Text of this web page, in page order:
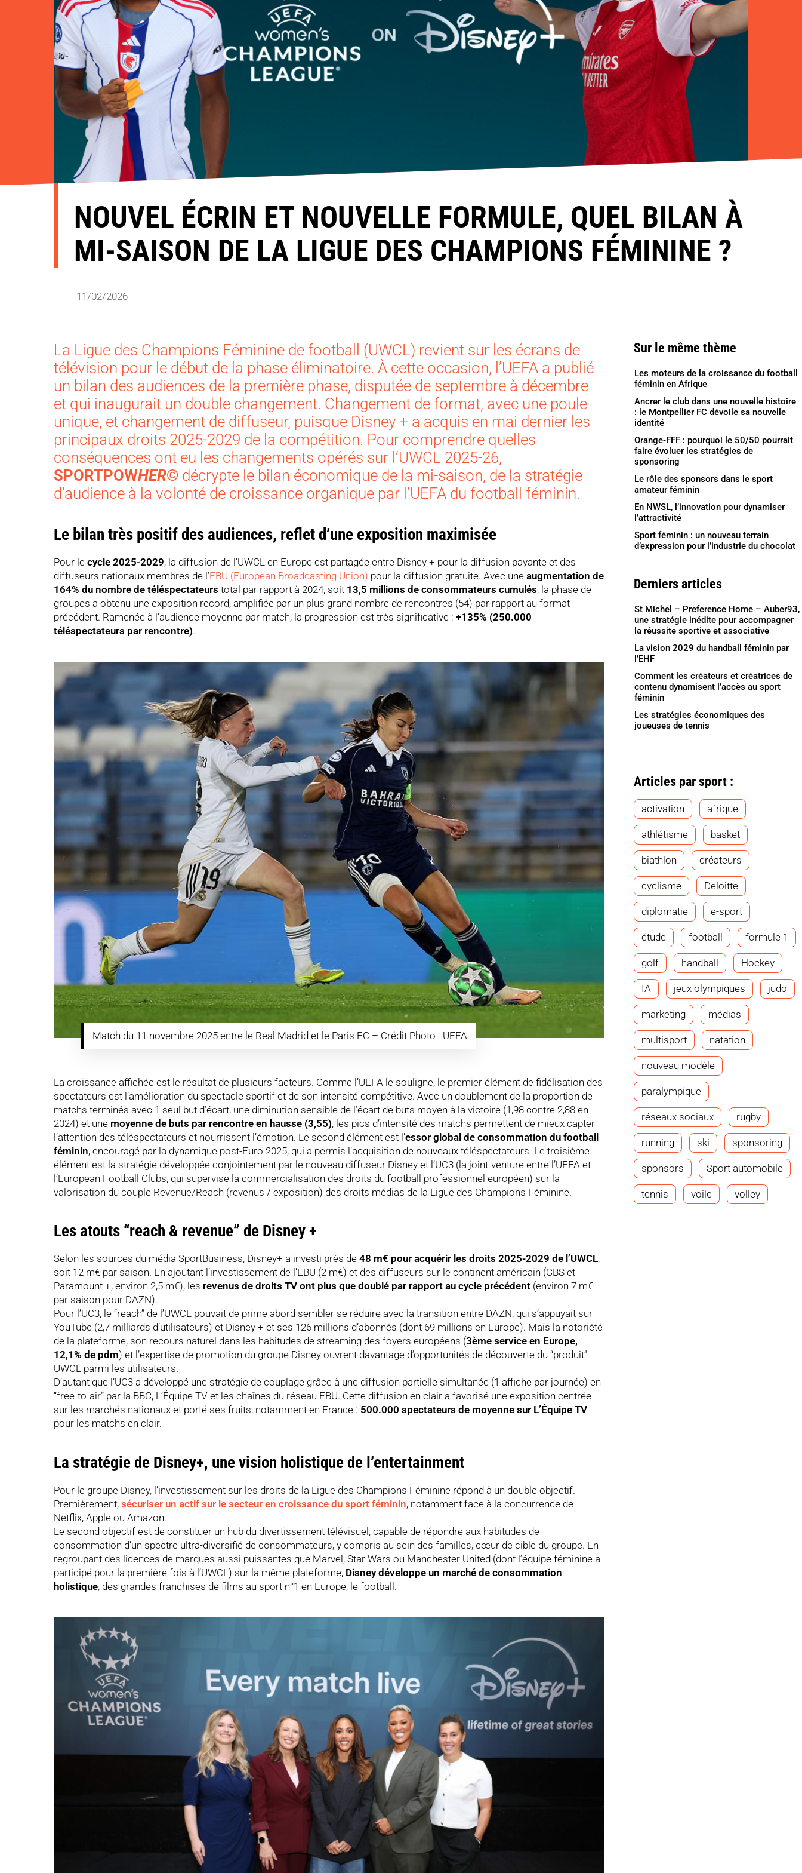
NOUVEL ÉCRIN ET NOUVELLE FORMULE, QUEL BILAN À
MI-SAISON DE LA LIGUE DES CHAMPIONS FÉMININE ?
11/02/2026
La Ligue des Champions Féminine de football (UWCL) revient sur les écrans de
télévision pour le début de la phase éliminatoire. À cette occasion, l’UEFA a publié
un bilan des audiences de la première phase, disputée de septembre à décembre
et qui inaugurait un double changement. Changement de format, avec une poule
unique, et changement de diffuseur, puisque Disney + a acquis en mai dernier les
principaux droits 2025-2029 de la compétition. Pour comprendre quelles
conséquences ont eu les changements opérés sur l’UWCL 2025-26,
SPORTPOWHER© décrypte le bilan économique de la mi-saison, de la stratégie
d’audience à la volonté de croissance organique par l’UEFA du football féminin.
Le bilan très positif des audiences, reflet d’une exposition maximisée
Pour le cycle 2025-2029, la diffusion de l’UWCL en Europe est partagée entre Disney + pour la diffusion payante et des
diffuseurs nationaux membres de l’EBU (European Broadcasting Union) pour la diffusion gratuite. Avec une augmentation de
164% du nombre de téléspectateurs total par rapport à 2024, soit 13,5 millions de consommateurs cumulés, la phase de
groupes a obtenu une exposition record, amplifiée par un plus grand nombre de rencontres (54) par rapport au format
précédent. Ramenée à l’audience moyenne par match, la progression est très significative : +135% (250.000
téléspectateurs par rencontre).
Match du 11 novembre 2025 entre le Real Madrid et le Paris FC – Crédit Photo : UEFA
La croissance affichée est le résultat de plusieurs facteurs. Comme l’UEFA le souligne, le premier élément de fidélisation des
spectateurs est l’amélioration du spectacle sportif et de son intensité compétitive. Avec un doublement de la proportion de
matchs terminés avec 1 seul but d’écart, une diminution sensible de l’écart de buts moyen à la victoire (1,98 contre 2,88 en
2024) et une moyenne de buts par rencontre en hausse (3,55), les pics d’intensité des matchs permettent de mieux capter
l’attention des téléspectateurs et nourrissent l’émotion. Le second élément est l’essor global de consommation du football
féminin, encouragé par la dynamique post-Euro 2025, qui a permis l’acquisition de nouveaux téléspectateurs. Le troisième
élément est la stratégie développée conjointement par le nouveau diffuseur Disney et l’UC3 (la joint-venture entre l’UEFA et
l’European Football Clubs, qui supervise la commercialisation des droits du football professionnel européen) sur la
valorisation du couple Revenue/Reach (revenus / exposition) des droits médias de la Ligue des Champions Féminine.
Les atouts “reach & revenue” de Disney +
Selon les sources du média SportBusiness, Disney+ a investi près de 48 m€ pour acquérir les droits 2025-2029 de l’UWCL,
soit 12 m€ par saison. En ajoutant l’investissement de l’EBU (2 m€) et des diffuseurs sur le continent américain (CBS et
Paramount +, environ 2,5 m€), les revenus de droits TV ont plus que doublé par rapport au cycle précédent (environ 7 m€
par saison pour DAZN).
Pour l’UC3, le “reach” de l’UWCL pouvait de prime abord sembler se réduire avec la transition entre DAZN, qui s’appuyait sur
YouTube (2,7 milliards d’utilisateurs) et Disney + et ses 126 millions d’abonnés (dont 69 millions en Europe). Mais la notoriété
de la plateforme, son recours naturel dans les habitudes de streaming des foyers européens (3ème service en Europe,
12,1% de pdm) et l’expertise de promotion du groupe Disney ouvrent davantage d’opportunités de découverte du “produit”
UWCL parmi les utilisateurs.
D’autant que l’UC3 a développé une stratégie de couplage grâce à une diffusion partielle simultanée (1 affiche par journée) en
“free-to-air” par la BBC, L’Équipe TV et les chaînes du réseau EBU. Cette diffusion en clair a favorisé une exposition centrée
sur les marchés nationaux et porté ses fruits, notamment en France : 500.000 spectateurs de moyenne sur L’Équipe TV
pour les matchs en clair.
La stratégie de Disney+, une vision holistique de l’entertainment
Pour le groupe Disney, l’investissement sur les droits de la Ligue des Champions Féminine répond à un double objectif.
Premièrement, sécuriser un actif sur le secteur en croissance du sport féminin, notamment face à la concurrence de
Netflix, Apple ou Amazon.
Le second objectif est de constituer un hub du divertissement télévisuel, capable de répondre aux habitudes de
consommation d’un spectre ultra-diversifié de consommateurs, y compris au sein des familles, cœur de cible du groupe. En
regroupant des licences de marques aussi puissantes que Marvel, Star Wars ou Manchester United (dont l’équipe féminine a
participé pour la première fois à l’UWCL) sur la même plateforme, Disney développe un marché de consommation
holistique, des grandes franchises de films au sport n°1 en Europe, le football.
Sur le même thème
Les moteurs de la croissance du football
féminin en Afrique
Ancrer le club dans une nouvelle histoire
: le Montpellier FC dévoile sa nouvelle
identité
Orange-FFF : pourquoi le 50/50 pourrait
faire évoluer les stratégies de
sponsoring
Le rôle des sponsors dans le sport
amateur féminin
En NWSL, l’innovation pour dynamiser
l’attractivité
Sport féminin : un nouveau terrain
d’expression pour l’industrie du chocolat
Derniers articles
St Michel – Preference Home – Auber93,
une stratégie inédite pour accompagner
la réussite sportive et associative
La vision 2029 du handball féminin par
l’EHF
Comment les créateurs et créatrices de
contenu dynamisent l’accès au sport
féminin
Les stratégies économiques des
joueuses de tennis
Articles par sport :
activation afrique
athlétisme basket
biathlon créateurs
cyclisme Deloitte
diplomatie e-sport
étude football formule 1
golf handball Hockey
IA jeux olympiques judo
marketing médias
multisport natation
nouveau modèle
paralympique
réseaux sociaux rugby
running ski sponsoring
sponsors Sport automobile
tennis voile volley